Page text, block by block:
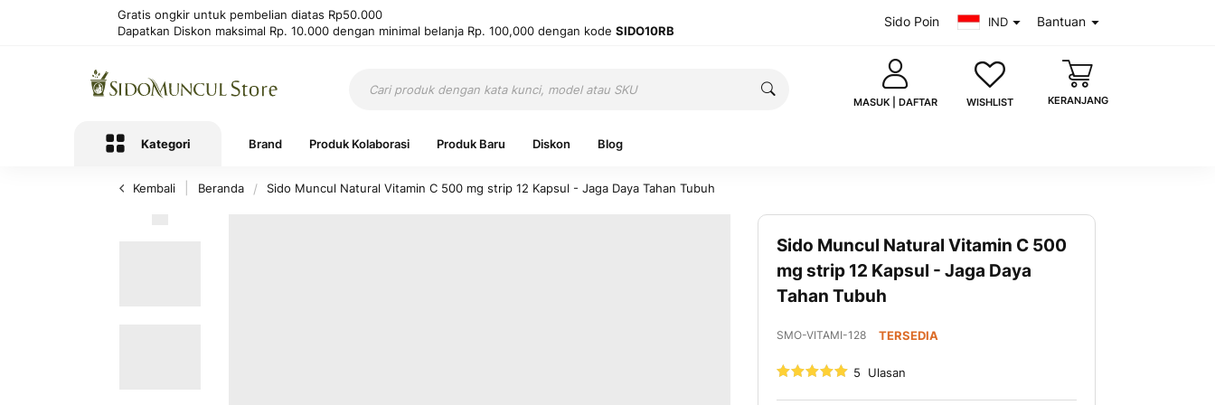
Gratis ongkir untuk pembelian diatas Rp50.000
Dapatkan Diskon maksimal Rp. 10.000 dengan minimal belanja Rp. 100,000 dengan kode SIDO10RB
Sido Poin IND Bantuan
MASUK | DAFTAR
Ingatkan saya Lupa kata sandi?
MASUK
WISHLIST KERANJANG
Kategori Brand Produk Kolaborasi Produk Baru Diskon Blog
Kembali Beranda Sido Muncul Natural Vitamin C 500 mg strip 12 Kapsul - Jaga Daya Tahan Tubuh
Sido Muncul Natural Vitamin C 500
mg strip 12 Kapsul - Jaga Daya
Tahan Tubuh
SMO-VITAMI-128 TERSEDIA
Nilai:
100
% of100
5 Ulasan